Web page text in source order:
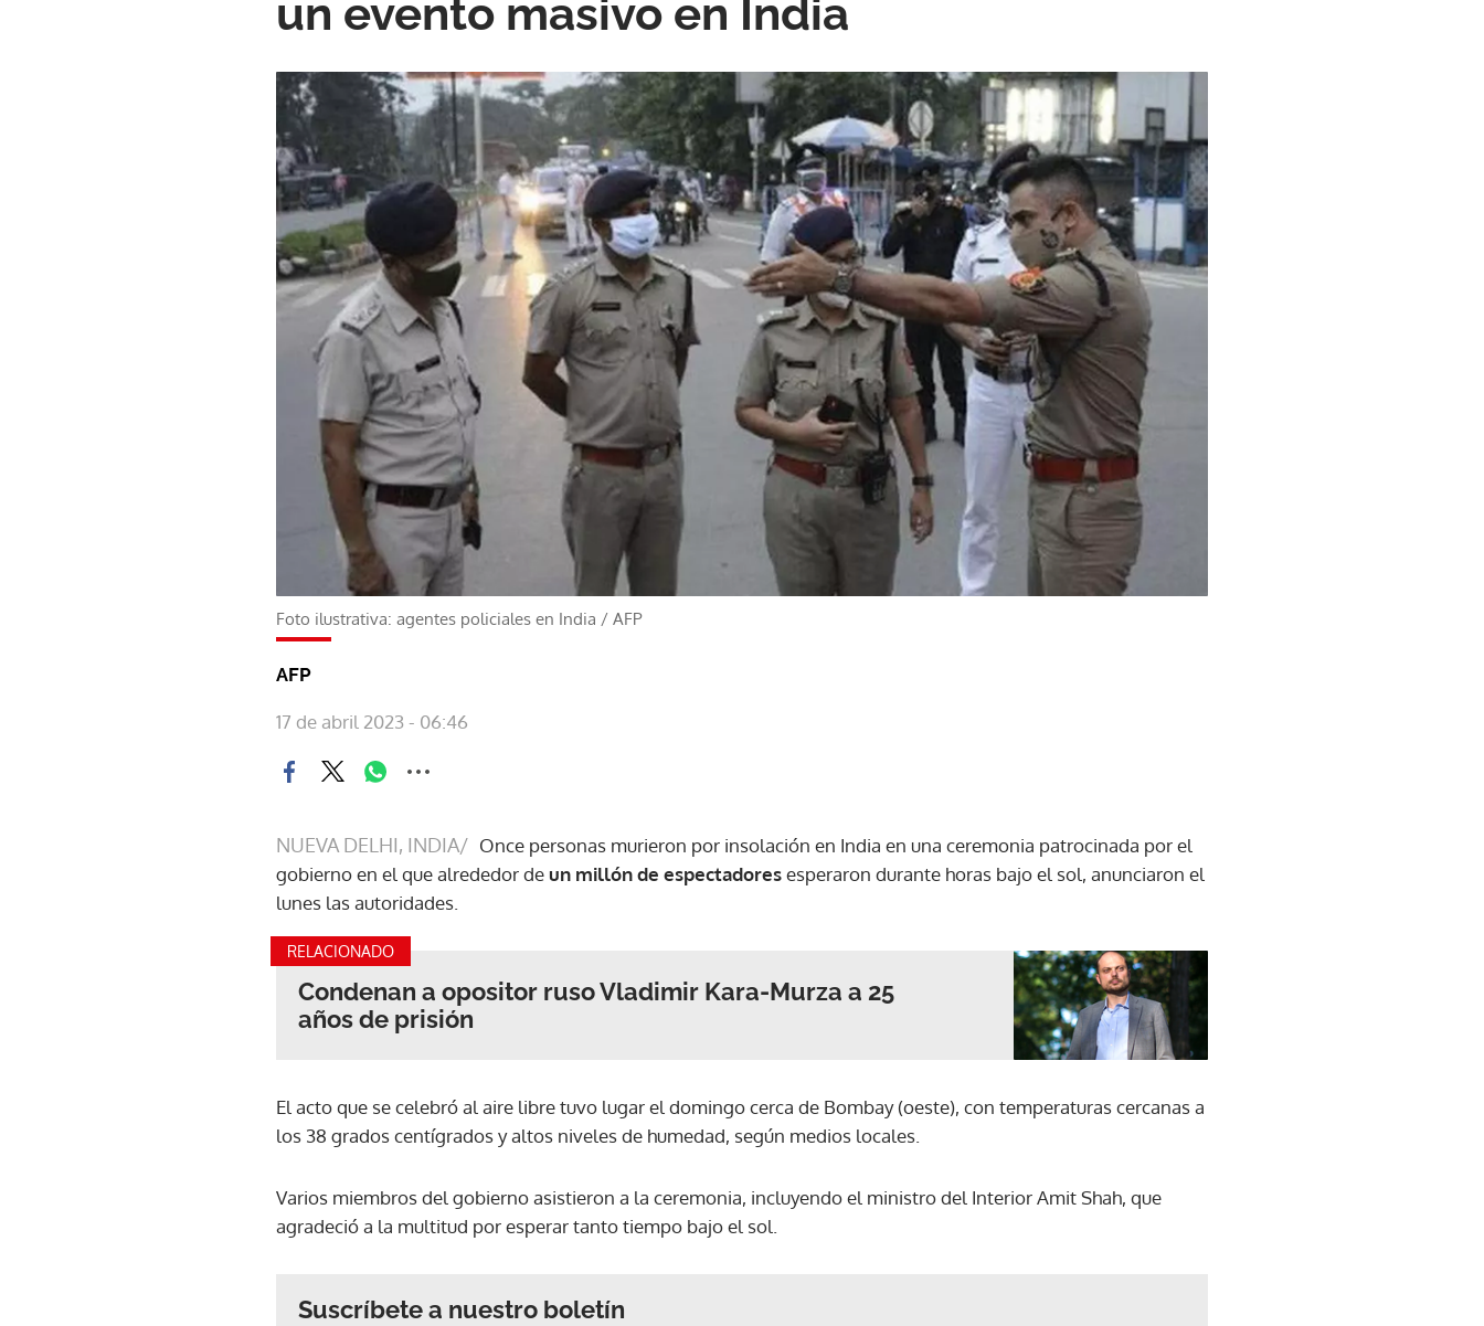
un evento masivo en India
Foto ilustrativa: agentes policiales en India / AFP
AFP
17 de abril 2023 - 06:46
NUEVA DELHI, INDIA/ Once personas murieron por insolación en India en una ceremonia patrocinada por el
gobierno en el que alrededor deun millón de espectadoresesperaron durante horas bajo el sol, anunciaron el
lunes las autoridades.
RELACIONADO
Condenan a opositor ruso Vladimir Kara-Murza a 25
años de prisión
El acto que se celebró al aire libre tuvo lugar el domingo cerca de Bombay (oeste), con temperaturas cercanas a
los 38 grados centígrados y altos niveles de humedad, según medios locales.
Varios miembros del gobierno asistieron a la ceremonia, incluyendo el ministro del Interior Amit Shah, que
agradeció a la multitud por esperar tanto tiempo bajo el sol.
Suscríbete a nuestro boletín